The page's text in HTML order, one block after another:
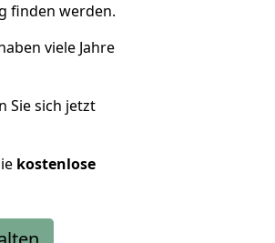
finden werden.
viele Jahre
Sie sich jetzt
kostenlose